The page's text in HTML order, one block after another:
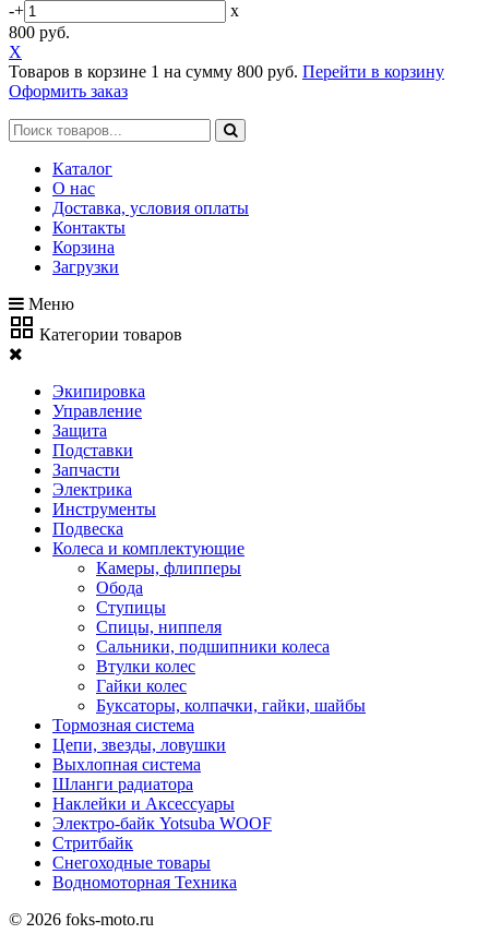
-+
x
800 руб.
X
Товаров в корзине 1 на сумму 800 руб. Перейти в корзину
Оформить заказ
Каталог
О нас
Доставка, условия оплаты
Контакты
Корзина
Загрузки
Меню
Категории товаров
Экипировка
Управление
Защита
Подставки
Запчасти
Электрика
Инструменты
Подвеска
Колеса и комплектующие
Камеры, флипперы
Обода
Ступицы
Спицы, ниппеля
Сальники, подшипники колеса
Втулки колес
Гайки колес
Буксаторы, колпачки, гайки, шайбы
Тормозная система
Цепи, звезды, ловушки
Выхлопная система
Шланги радиатора
Наклейки и Аксессуары
Электро-байк Yotsuba WOOF
Стритбайк
Снегоходные товары
Водномоторная Техника
© 2026 foks-moto.ru